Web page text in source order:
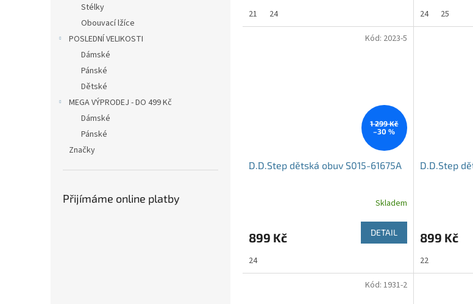
Stélky
Obouvací lžíce
POSLEDNÍ VELIKOSTI
Dámské
Pánské
Dětské
MEGA VÝPRODEJ - DO 499 Kč
Dámské
Pánské
Značky
Přijímáme online platby
21 24 24 25
1 299 Kč
–30 %
D.D.Step dětská obuv S015-61675A
Skladem
899 Kč DETAIL
24
Kód: 2023-5
D.D.Step
899 Kč
22
Kód: 1931-2